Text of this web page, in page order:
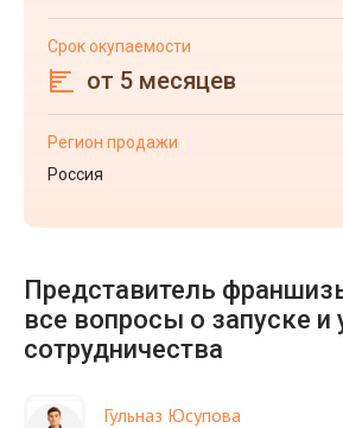
Срок окупаемости
от 5 месяцев
Регион продажи
Россия
Представитель
все вопросы о запуске и
сотрудничества
Гульназ Юсупова